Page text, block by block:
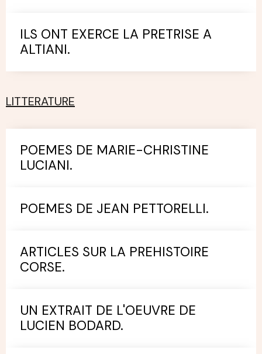
ILS ONT EXERCE LA PRETRISE A
ALTIANI.
LITTERATURE
POEMES DE MARIE-CHRISTINE
LUCIANI.
POEMES DE JEAN PETTORELLI.
ARTICLES SUR LA PREHISTOIRE
CORSE.
UN EXTRAIT DE L'OEUVRE DE
LUCIEN BODARD.